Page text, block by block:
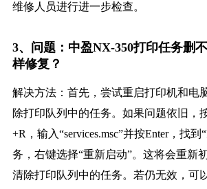
维修人员进行进一步检查。
3、问题：中盈NX-350打印任务删
样修复？
解决方法：首先，尝试重启打印机和电
除打印队列中的任务。如果问题依旧，
+R，输入“services.msc”并按Enter，找到
务，右键选择“重新启动”。这将会重新
清除打印队列中的任务。若仍无效，可